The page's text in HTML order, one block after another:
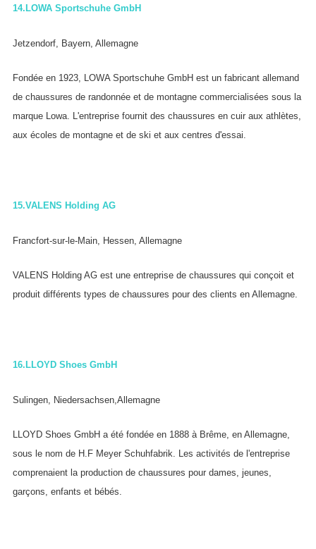
14. LOWA Sportschuhe GmbH
Jetzendorf, Bayern, Allemagne
Fondée en 1923, LOWA Sportschuhe GmbH est un fabricant allemand
de chaussures de randonnée et de montagne commercialisées sous la
marque Lowa. L'entreprise fournit des chaussures en cuir aux athlètes,
aux écoles de montagne et de ski et aux centres d'essai.
15.VALENS Holding AG
Francfort-sur-le-Main, Hessen, Allemagne
VALENS Holding AG est une entreprise de chaussures qui conçoit et
produit différents types de chaussures pour des clients en Allemagne.
16. LLOYD Shoes GmbH
Sulingen, Niedersachsen,Allemagne
LLOYD Shoes GmbH a été fondée en 1888 à Brême, en Allemagne,
sous le nom de H.F Meyer Schuhfabrik. Les activités de l'entreprise
comprenaient la production de chaussures pour dames, jeunes,
garçons, enfants et bébés.